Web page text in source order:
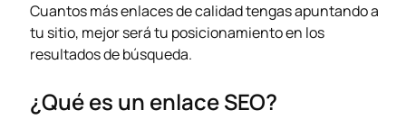
Cuantos más enlaces de calidad tengas apuntando a
tu sitio, mejor será tu posicionamiento en los
resultados de búsqueda.
¿Qué es un enlace SEO?